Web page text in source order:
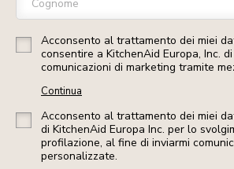
Cognome
Acconsento al trattamento dei miei
consentire a KitchenAid Europa, Inc.
comunicazioni di marketing tramite
Continua
Acconsento al trattamento dei miei
di KitchenAid Europa Inc. per lo
profilazione, al fine di inviarmi
personalizzate.